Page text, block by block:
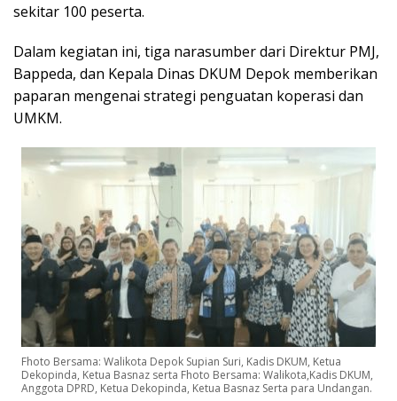
sekitar 100 peserta.
Dalam kegiatan ini, tiga narasumber dari Direktur PMJ,
Bappeda, dan Kepala Dinas DKUM Depok memberikan
paparan mengenai strategi penguatan koperasi dan
UMKM.
Fhoto Bersama: Walikota Depok Supian Suri, Kadis DKUM, Ketua
Dekopinda, Ketua Basnaz serta Fhoto Bersama: Walikota,Kadis DKUM,
Anggota DPRD, Ketua Dekopinda, Ketua Basnaz Serta para Undangan.